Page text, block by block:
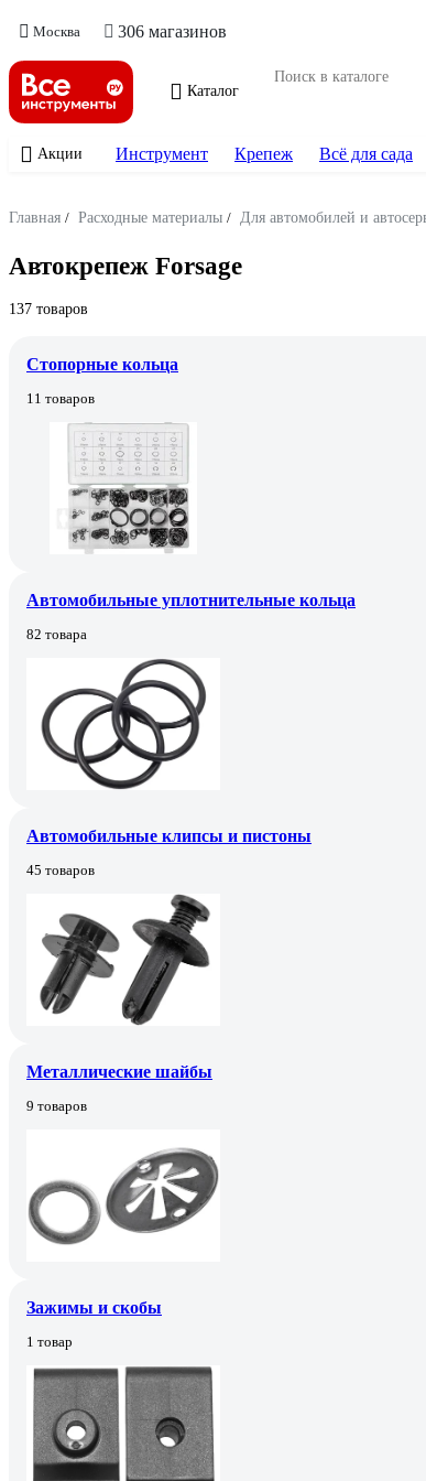
Москва 306 магазинов
Каталог
Акции Инструмент Крепеж Всё для сада
Главная / Расходные материалы / Для автомобилей и
Автокрепеж Forsage
137 товаров
Стопорные кольца
11 товаров
Автомобильные уплотнительные кольца
82 товара
Автомобильные клипсы и пистоны
45 товаров
Металлические шайбы
9 товаров
Зажимы и скобы
1 товар